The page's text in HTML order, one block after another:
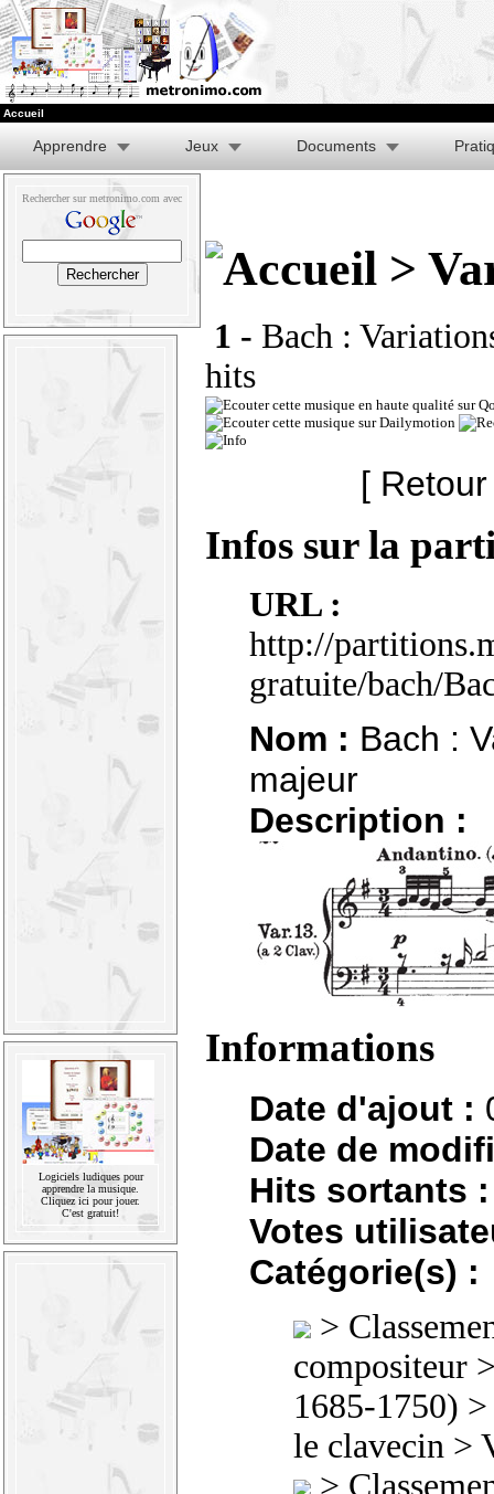
Accueil
Apprendre Jeux Documents
Rechercher sur metronimo.com avec
Logiciels ludiques pour
apprendre la musique.
Cliquez ici pour jouer.
C'est gratuit!
>
1 - Bach :
hits
[
Infos sur la
URL :
http://
gratuite/bach/
Nom : Bach :
majeur
Description :
Informations
Date d'ajout :
Date de
Hits sortants :
Votes
Catégorie(s) :
>
compositeur
1685-1750)
le clavecin >
>